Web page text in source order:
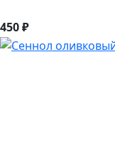
450 ₽